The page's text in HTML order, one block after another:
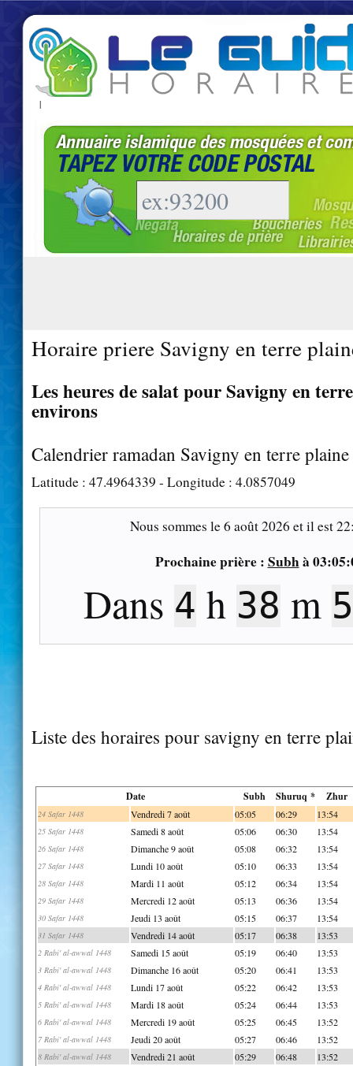
|
Horaire priere Savigny en terre
Les heures de salat pour Savigny en
environs
Calendrier ramadan Savigny en terre
Latitude : 47.4964339 - Longitude : 4.0857049
Nous sommes le6 août 2026 et il est
Prochaine prière : Subhà
Dans 4 h 38 m
Liste des horaires pour savigny en terre
Date Subh Shuruq * Zhur
24 Safar 1448 Vendredi 7 août 05:05 06:29 13:54
25 Safar 1448 Samedi 8 août 05:06 06:30 13:54
26 Safar 1448 Dimanche 9 août 05:08 06:32 13:54
27 Safar 1448 Lundi 10 août 05:10 06:33 13:54
28 Safar 1448 Mardi 11 août 05:12 06:34 13:54
29 Safar 1448 Mercredi 12 août 05:13 06:36 13:54
30 Safar 1448 Jeudi 13 août 05:15 06:37 13:54
31 Safar 1448 Vendredi 14 août 05:17 06:38 13:53
2 Rabi' al-awwal 1448 Samedi 15 août 05:19 06:40 13:53
3 Rabi' al-awwal 1448 Dimanche 16 août 05:20 06:41 13:53
4 Rabi' al-awwal 1448 Lundi 17 août 05:22 06:42 13:53
5 Rabi' al-awwal 1448 Mardi 18 août 05:24 06:44 13:53
6 Rabi' al-awwal 1448 Mercredi 19 août 05:25 06:45 13:52
7 Rabi' al-awwal 1448 Jeudi 20 août 05:27 06:46 13:52
8 Rabi' al-awwal 1448 Vendredi 21 août 05:29 06:48 13:52